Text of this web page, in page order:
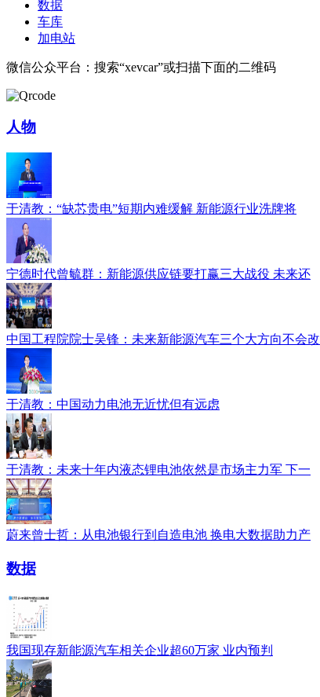
数据
车库
加电站
微信公众平台：搜索“xevcar”或扫描下面的二维码
人物
于清教：“缺芯贵电”短期内难缓解 新能源行业洗牌将
宁德时代曾毓群：新能源供应链要打赢三大战役 未来还
中国工程院院士吴锋：未来新能源汽车三个大方向不会改
于清教：中国动力电池无近忧但有远虑
于清教：未来十年内液态锂电池依然是市场主力军 下一
蔚来曾士哲：从电池银行到自造电池 换电大数据助力产
数据
我国现存新能源汽车相关企业超60万家 业内预判